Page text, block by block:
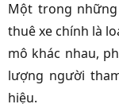
Một trong
thuê xe chính là
mô khác nhau,
lượng người
hiệu.